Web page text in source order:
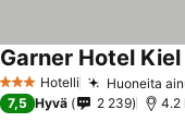
3 Tähtiluokitus
Hotelli Huoneita
Garner Hotel
7,5 Hyvä 2 239 4.2